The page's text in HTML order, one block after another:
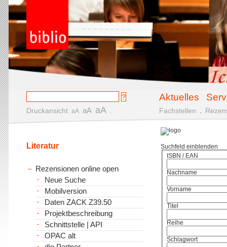
Aktuelles
Druckansicht aA aA aA Fachstellen
Suchfeld einblenden
ISBN / EAN
Nachname
Vorname
Titel
Reihe
Schlagwort
Literatur
Rezensionen online open
Neue Suche
Mobilversion
Daten ZACK Z39.50
Projektbeschreibung
Schnittstelle | API
OPAC alt